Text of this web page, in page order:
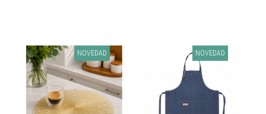
NOVEDAD NOVEDAD